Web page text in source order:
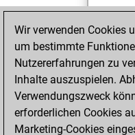
of
Wir verwenden Cookies
um bestimmte
Nutzererfahrungen zu
Inhalte auszuspielen.
Verwendungszweck
erforderlichen Cookies
Marketing-Cookies